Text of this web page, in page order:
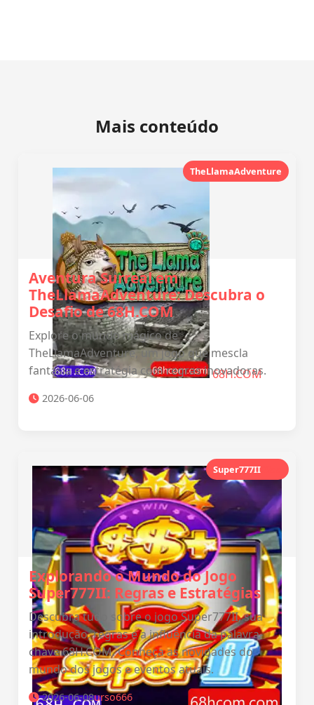
Mais conteúdo
TheLlamaAdventure
68H.COM
Aventura Surreal em
TheLlamaAdventure: Descubra o
Desafio de 68H.COM
Explore o mundo mágico de
TheLlamaAdventure, um jogo que mescla
fantasia e estratégia com regras inovadoras.
2026-06-06
Super777II08aa
Explorando o Mundo do Jogo
Super777II: Regras e Estratégias
Descubra tudo sobre o jogo Super777II, sua
introdução, regras e a influência da palavra-
chave 68H.COM. Conheça as novidades do
mundo dos jogos e eventos atuais.
2026-06-08urso666